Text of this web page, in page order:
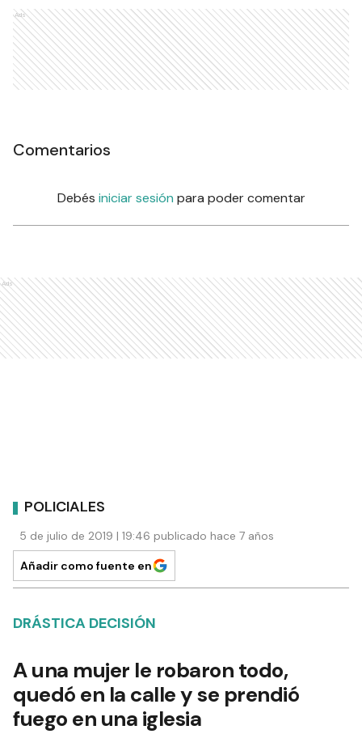
Ads
Comentarios
Debés iniciar sesión para poder comentar
Ads
POLICIALES
5 de julio de 2019 | 19:46 publicado hace 7 años
Añadir como fuente en
DRÁSTICA DECISIÓN
A una mujer le robaron todo,
quedó en la calle y se prendió
fuego en una iglesia